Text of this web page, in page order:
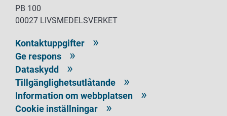
PB 100
00027 LIVSMEDELSVERKET
Kontaktuppgifter
Ge respons
Dataskydd
Tillgänglighetsutlåtande
Information om webbplatsen
Cookie inställningar